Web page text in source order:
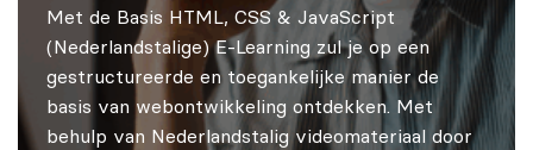
Met de Basis HTML, CSS & JavaScript
(Nederlandstalige) E-Learning zul je op een
gestructureerde en toegankelijke manier de
basis van webontwikkeling ontdekken. Met
behulp van Nederlandstalig videomateriaal door